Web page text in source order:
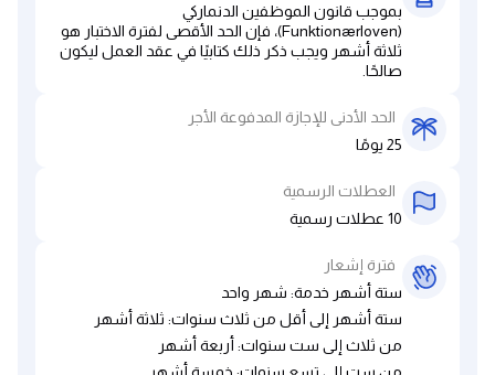
بموجب قانون الموظفين الدنماركي
(Funktionærloven)، فإن الحد الأقصى لفترة الاختبار هو
ثلاثة أشهر ويجب ذكر ذلك كتابيًا في عقد العمل ليكون
صالحًا.
الحد الأدنى للإجازة المدفوعة الأجر
25 يومًا
العطلات الرسمية
10 عطلات رسمية
فترة إشعار
ستة أشهر خدمة: شهر واحد
ستة أشهر إلى أقل من ثلاث سنوات: ثلاثة أشهر
من ثلاث إلى ست سنوات: أربعة أشهر
من ست إلى تسع سنوات: خمسة أشهر